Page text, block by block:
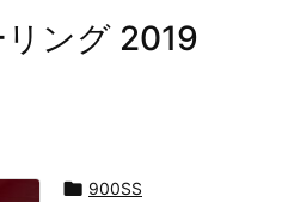
リング 2019
 900SS